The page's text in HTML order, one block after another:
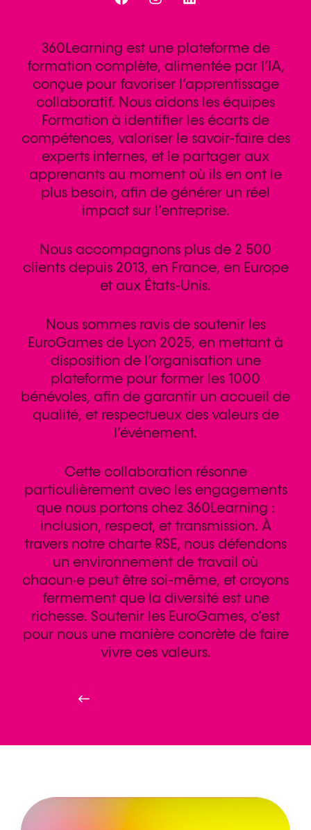
360Learning est une plateforme de
formation complète, alimentée par l’IA,
conçue pour favoriser l’apprentissage
collaboratif. Nous aidons les équipes
Formation à identifier les écarts de
compétences, valoriser le savoir-faire des
experts internes, et le partager aux
apprenants au moment où ils en ont le
plus besoin, afin de générer un réel
impact sur l’entreprise.
Nous accompagnons plus de 2 500
clients depuis 2013, en France, en Europe
et aux États-Unis.
Nous sommes ravis de soutenir les
EuroGames de Lyon 2025, en mettant à
disposition de l’organisation une
plateforme pour former les 1000
bénévoles, afin de garantir un accueil de
qualité, et respectueux des valeurs de
l’événement.
Cette collaboration résonne
particulièrement avec les engagements
que nous portons chez 360Learning :
inclusion, respect, et transmission. À
travers notre charte RSE, nous défendons
un environnement de travail où
chacun·e peut être soi-même, et croyons
fermement que la diversité est une
richesse. Soutenir les EuroGames, c’est
pour nous une manière concrète de faire
vivre ces valeurs.